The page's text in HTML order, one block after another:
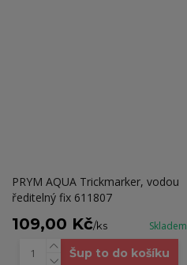
PRYM AQUA Trickmarker, vodou
ředitelný fix 611807
109,00 Kč/ks Skladem
Šup to do košíku